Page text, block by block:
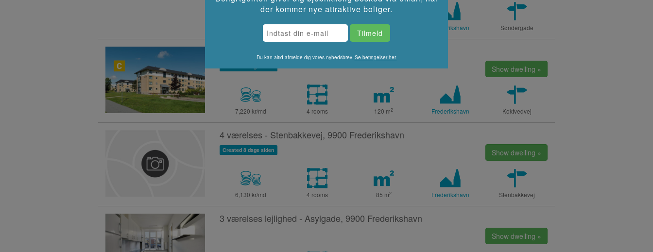
3,264 kr/md m2 Frederikshavn Søndergade
Show dwelling »
7,220 kr/md 4 rooms 120 m2 Frederikshavn Koktvedvej
4 værelses - Stenbakkevej, 9900 Frederikshavn
Show dwelling »
Created 8 dage siden
6,130 kr/md 4 rooms 85 m2 Frederikshavn Stenbakkevej
3 værelses lejlighed - Asylgade, 9900 Frederikshavn
Show dwelling »
der kommer nye attraktive boliger.
Du kan altid afmelde dig vores nyhedsbrev. Se betingelser her.